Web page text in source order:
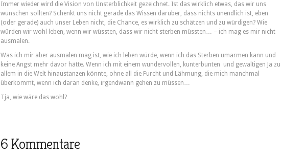
Immer wieder wird die Vision von Unsterblichkeit gezeichnet. Ist das wirklich etwas, das wir uns
wünschen sollten? Schenkt uns nicht gerade das Wissen darüber, dass nichts unendlich ist, eben
(oder gerade) auch unser Leben nicht, die Chance, es wirklich zu schätzen und zu würdigen? Wie
würden wir wohl leben, wenn wir wüssten, dass wir nicht sterben müssten… – ich mag es mir nicht
ausmalen.
Was ich mir aber ausmalen mag ist, wie ich leben würde, wenn ich das Sterben umarmen kann und
keine Angst mehr davor hätte. Wenn ich mit einem wundervollen, kunterbunten und gewaltigen Ja zu
allem in die Welt hinaustanzen könnte, ohne all die Furcht und Lähmung, die mich manchmal
überkommt, wenn ich daran denke, irgendwann gehen zu müssen…
Tja, wie wäre das wohl?
6 Kommentare